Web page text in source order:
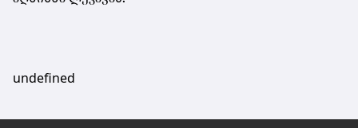
undefined